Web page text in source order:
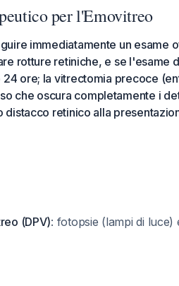
per l'Emovitreo
immediatamente un esame
rotture retiniche, e se l'esame
ore; la vitrectomia precoce
che oscura completamente i
retinico alla
(DPV): fotopsie (lampi di luce)